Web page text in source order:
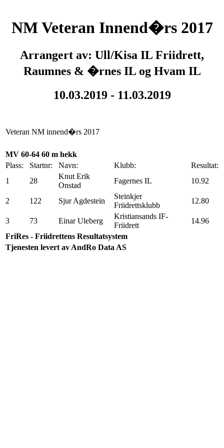
NM Veteran Innend�rs 2017
Arrangert av: Ull/Kisa IL Friidrett,
Raumnes & �rnes IL og Hvam IL
10.03.2019 - 11.03.2019
Veteran NM innend�rs 2017
MV 60-64 60 m hekk
Plass:
Startnr: Navn: Klubb:
Resultat:
1
28
Knut Erik
Onstad
Fagernes IL 10.92
2 122 Sjur Agdestein
Steinkjer
Friidrettsklubb
12.80
3 73 Einar Uleberg
Kristiansands IF-
Friidrett
14.96
FriRes - Friidrettens Resultatsystem
Tjenesten levert av AndRo Data AS